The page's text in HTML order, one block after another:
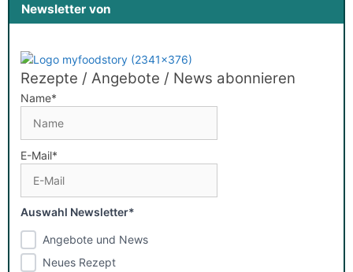
Newsletter von
Rezepte / Angebote / News abonnieren
Name*
E-Mail*
Auswahl Newsletter*
Angebote und News
Neues Rezept